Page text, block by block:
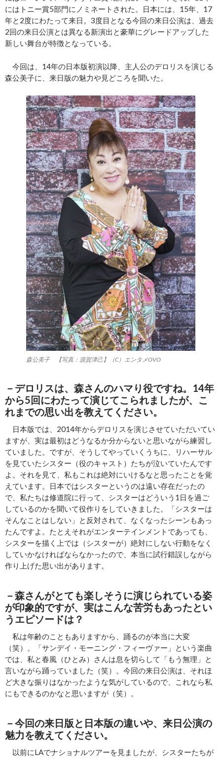
にはトニー賞5部門にノミネートされた。日本には、15年、17
年と2度にわたって来日。3度目となる今回の来日公演は、過去
2回の来日公演とは異なる新演出と豪華にグレードアップした
新しい舞台が特徴となっている。
今回は、14年の日本版初演以降、主人公のデロリスを演じる
森公美子に、来日版の魅力や見どころを聞いた。
森公美子 【写真：源賀津己】（C）エンタメOVO
－デロリスは、森さんのハマり役ですね。14年
から5回にわたって演じてこられましたが、こ
れまでの思い出を教えてください。
日本版では、2014年からデロリスを演じさせていただいてい
ますが、実は最初はどうなるか分からないと思いながら練習し
ていました。ですが、そうしてやっていくうちに、リハーサル
を見ていたシスター（役のキャスト）たちが泣いていたんです
よ。それを見て、私もこれは絶対にいけるなと思ったことを覚
えています。日本ではシスターというのは遠い存在だったの
で、私たちは修道院に行って、シスターはどういう1日を過ご
しているのかを聞いて役作りをしていきました。「シスターは
そんなことはしない」と反対されて、なくなったシーンもあっ
たんですよ。たとえそれがエンターテインメントであっても、
シスターを描く上では（シスターが）絶対にしない行動をなく
していかなければならなかったので、本当に試行錯誤しながら
作り上げた思い出があります。
－森さんがとても楽しそうに演じられている姿
が印象的ですが、実はこんな苦労もあったとい
うエピソードは？
私は年齢のこともありますから、踊るのが本当に大変
（笑）。「サンデイ・モーニング・フィーヴァー」という楽曲
では、私と春風（ひとみ）さんは息を切らして「もう無理」と
言いながら踊っていました（笑）。今回の来日公演は、それほ
ど大きな振りはなかったような気がしているので、これなら私
にもできるのかなと思いますが（笑）。
－今回の来日版と日本版の違いや、来日公演の
魅力を教えてください。
以前にLAでナショナルツアーを見ましたが、シスターたちが